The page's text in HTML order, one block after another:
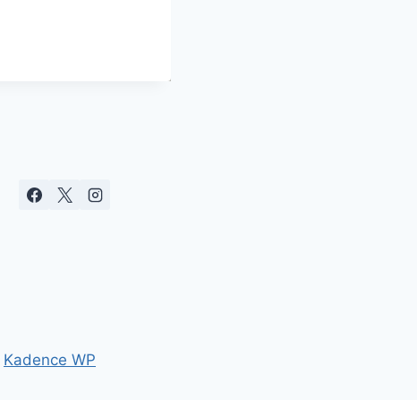
Kadence WP